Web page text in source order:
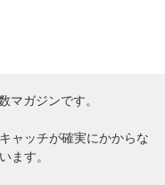
マガジンです。
ャッチが確実にかからな
ます。